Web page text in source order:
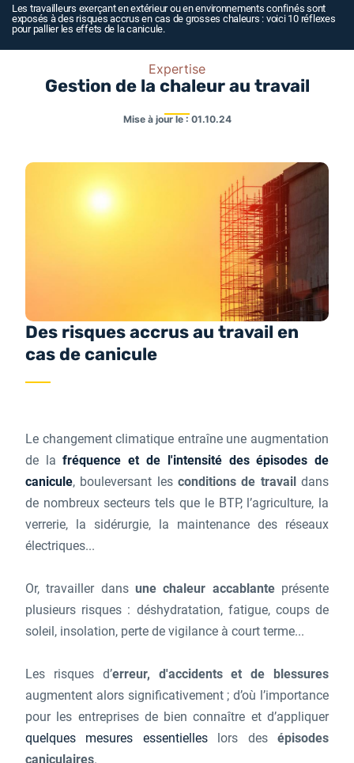
Les travailleurs exerçant en extérieur ou en environnements confinés sont
exposés à des risques accrus en cas de grosses chaleurs : voici 10 réflexes
pour pallier les effets de la canicule.
Expertise
Gestion de la chaleur au travail
Mise à jour le : 01.10.24
Des risques accrus au travail en
cas de canicule
Le changement climatique entraîne une augmentation
de la fréquence et de l'intensité des épisodes de
canicule, bouleversant les conditions de travaildans
de nombreux secteurs tels que le BTP, l’agriculture, la
verrerie, la sidérurgie, la maintenance des réseaux
électriques...
Or, travailler dans une chaleur accablanteprésente
plusieurs risques : déshydratation, fatigue, coups de
soleil, insolation, perte de vigilance à court terme...
Les risques d’erreur, d'accidents et de blessures
augmentent alors significativement ; d’où l’importance
pour les entreprises de bien connaître et d’appliquer
quelques mesures essentielleslors desépisodes
caniculaires.